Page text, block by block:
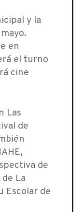
y la
en
el turno
cine
Las
de
de
La
Escolar de